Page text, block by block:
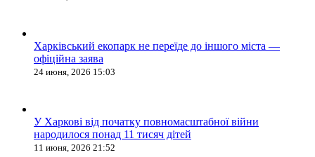
Харківський екопарк не переїде до іншого міста —
офіційна заява
24 июня, 2026 15:03
У Харкові від початку повномасштабної війни
народилося понад 11 тисяч дітей
11 июня, 2026 21:52